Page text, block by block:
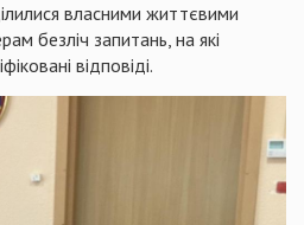
власними життєвими
безліч запитань, на які
відповіді.